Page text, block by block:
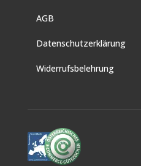
AGB
Datenschutzerklärung
Widerrufsbelehrung